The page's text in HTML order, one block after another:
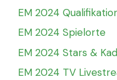
EM 2024
EM 2024 Spielorte
EM 2024 Stars &
EM 2024 TV